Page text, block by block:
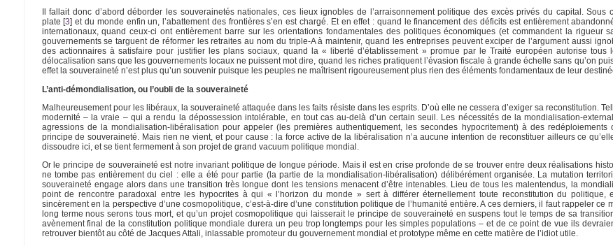
Il fallait donc d’abord déborder les souverainetés nationales, ces lieux ignobles de l’arraisonnement politique des excès privés du capital. Sous
plate [3] et du monde enfin un, l’abattement des frontières s’en est chargé. Et en effet : quand le financement des déficits est entièrement
internationaux, quand ceux-ci ont entièrement barre sur les orientations fondamentales des politiques économiques (et commandent la rigueur
gouvernements se targuent de réformer les retraites au nom du triple-A à maintenir, quand les entreprises peuvent exciper de l’argument aussi
des actionnaires à satisfaire pour justifier les plans sociaux, quand la « liberté d’établissement » promue par le Traité européen autorise tous
délocalisation sans que les gouvernements locaux ne puissent mot dire, quand les riches pratiquent l’évasion fiscale à grande échelle sans qu’on
effet la souveraineté n’est plus qu’un souvenir puisque les peuples ne maîtrisent rigoureusement plus rien des éléments fondamentaux de leur
L’anti-démondialisation, ou l’oubli de la souveraineté
Malheureusement pour les libéraux, la souveraineté attaquée dans les faits résiste dans les esprits. D’où elle ne cessera d’exiger sa reconstitution.
modernité – la vraie – qui a rendu la dépossession intolérable, en tout cas au-delà d’un certain seuil. Les nécessités de la mondialisation-
agressions de la mondialisation-libéralisation pour appeler (les premières authentiquement, les secondes hypocritement) à des redéploiements
principe de souveraineté. Mais rien ne vient, et pour cause : la force active de la libéralisation n’a aucune intention de reconstituer ailleurs ce
dissoudre ici, et se tient fermement à son projet de grand vacuum politique mondial.
Or le principe de souveraineté est notre invariant politique de longue période. Mais il est en crise profonde de se trouver entre deux réalisations
ne tombe pas entièrement du ciel : elle a été pour partie (la partie de la mondialisation-libéralisation) délibérément organisée. La mutation
souveraineté engage alors dans une transition très longue dont les tensions menacent d’être intenables. Lieu de tous les malentendus, la
point de rencontre paradoxal entre les hypocrites à qui « l’horizon du monde » sert à différer éternellement toute reconstitution du politique,
sincèrement en la perspective d’une cosmopolitique, c’est-à-dire d’une constitution politique de l’humanité entière. A ces derniers, il faut rappeler ce
long terme nous serons tous mort, et qu’un projet cosmopolitique qui laisserait le principe de souveraineté en suspens tout le temps de sa
avènement final de la constitution politique mondiale durera un peu trop longtemps pour les simples populations – et de ce point de vue ils
retrouver bientôt au côté de Jacques Attali, inlassable promoteur du gouvernement mondial et prototype même en cette matière de l’idiot utile.